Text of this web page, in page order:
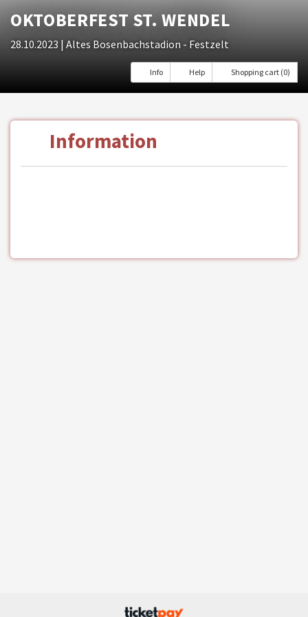
OKTOBERFEST ST. WENDEL
28.10.2023 | Altes Bosenbachstadion - Festzelt
Info Help Shopping cart (0)
Information